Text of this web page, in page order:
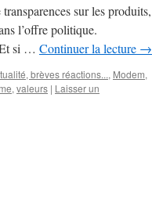
sur les produits,
l’offre politique.
Et si … Continuer la lecture →
brèves réactions..., Modem,
, valeurs | Laisser un